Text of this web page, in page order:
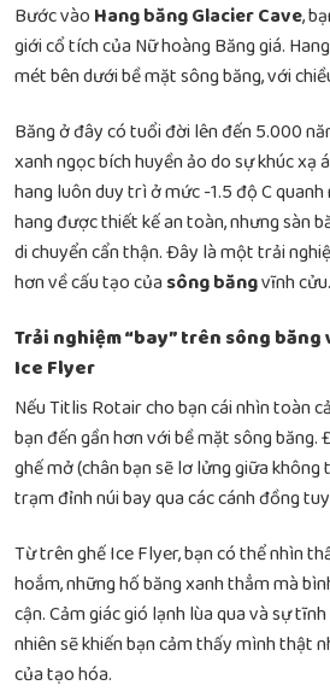
Bước vào Hang băng Glacier Cave,
giới cổ tích của Nữ hoàng Băng giá.
mét bên dưới bề mặt sông băng, với
Băng ở đây có tuổi đời lên đến 5.000
xanh ngọc bích huyền ảo do sự khúc xạ
hang luôn duy trì ở mức -1.5 độ C
hang được thiết kế an toàn, nhưng sàn
di chuyển cẩn thận. Đây là một trải
hơn về cấu tạo của sông băngvĩnh cửu.
Trải nghiệm “bay” trên sông
Ice Flyer
Nếu Titlis Rotair cho bạn cái nhìn toàn
bạn đến gần hơn với bề mặt sông
ghế mở (chân bạn sẽ lơ lửng giữa
trạm đỉnh núi bay qua các cánh đồng
Từ trên ghế Ice Flyer, bạn có thể nhìn
hoắm, những hố băng xanh thẳm mà
cận. Cảm giác gió lạnh lùa qua và sự
nhiên sẽ khiến bạn cảm thấy mình thật
của tạo hóa.